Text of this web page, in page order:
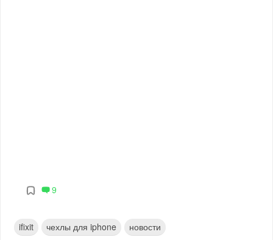
9
ifixit чехлы для iphone новости